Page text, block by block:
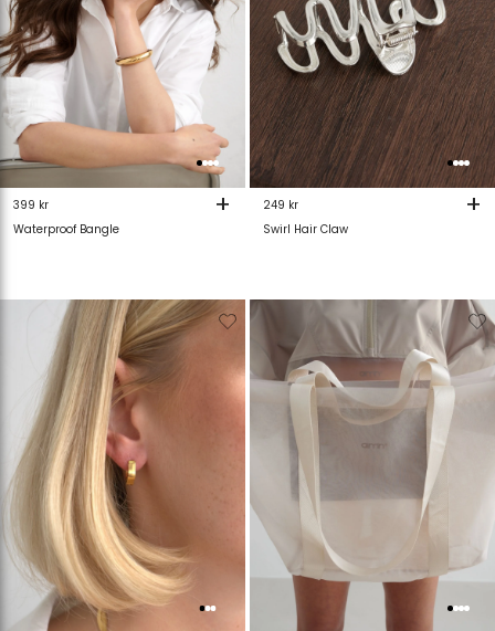
Waterproof Bangle
399 kr +
Swirl Hair Claw
249 kr +
Toevoegen
verlanglijstje
Verwijderen
verlanglijstje
Verwijderen
van
verlanglijstje